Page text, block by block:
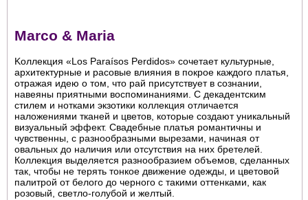
Marco & Maria
Kоллекция «Los Paraísos Perdidos» сочетает культурные,
архитектурные и расовые влияния в покрое каждого платья,
отражая идею о том, что рай присутствует в сознании,
навеяны приятными воспоминаниями. С декадентским
стилем и нотками экзотики коллекция отличается
наложениями тканей и цветов, которые создают уникальный
визуальный эффект. Свадебные платья романтичны и
чувственны, с разнообразными вырезами, начиная от
овальных до наличия или отсутствия на них бретелей.
Коллекция выделяется разнообразием объемов, сделанных
так, чтобы не терять тонкое движение одежды, и цветовой
палитрой от белого до черного с такими оттенками, как
розовый, светло-голубой и желтый.